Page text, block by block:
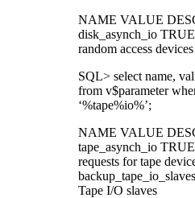
NAME VALUE
disk_asynch_io
random access devices
SQL> select name,
from v$parameter
‘%tape%io%’;
NAME VALUE
tape_asynch_io
requests for tape
Tape I/O slaves